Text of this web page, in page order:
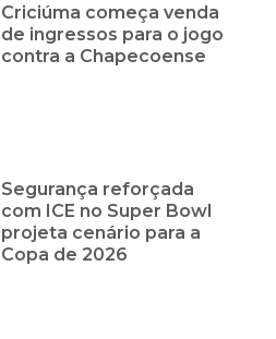
Criciúma começa venda
de ingressos para o jogo
contra a Chapecoense
Segurança reforçada
com ICE no Super Bowl
projeta cenário para a
Copa de 2026